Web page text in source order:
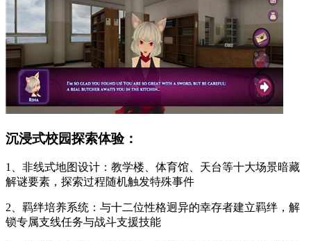
沉浸式校园探索体验：
1、非线式地图设计：教学楼、体育馆、天台等十大场景暗藏
解谜要素，探索过程随机触发特殊事件
2、羁绊培养系统：与十二位性格迥异的幸存者建立羁绊，解
锁专属支线任务与战斗支援技能